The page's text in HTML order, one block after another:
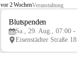
B
e
vor 2 WochenVeranstaltung
Blutspenden
Sa., 29. Aug., 07:00 -